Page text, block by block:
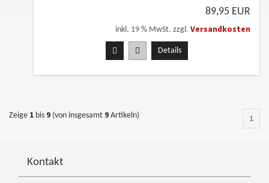
89,95 EUR
inkl. 19 % MwSt. zzgl. Versandkosten
Details
Zeige 1 bis 9 (von insgesamt 9 Artikeln) 1
Kontakt